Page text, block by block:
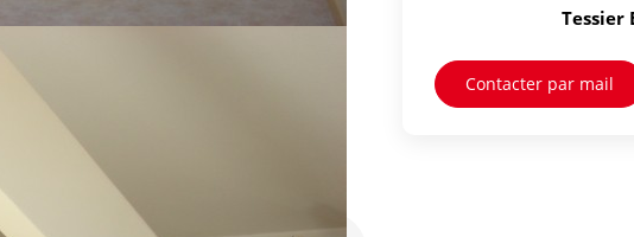
séjour-salon coin cuisine, un
Agence : 216 €.
Tessier
Contacter par mail